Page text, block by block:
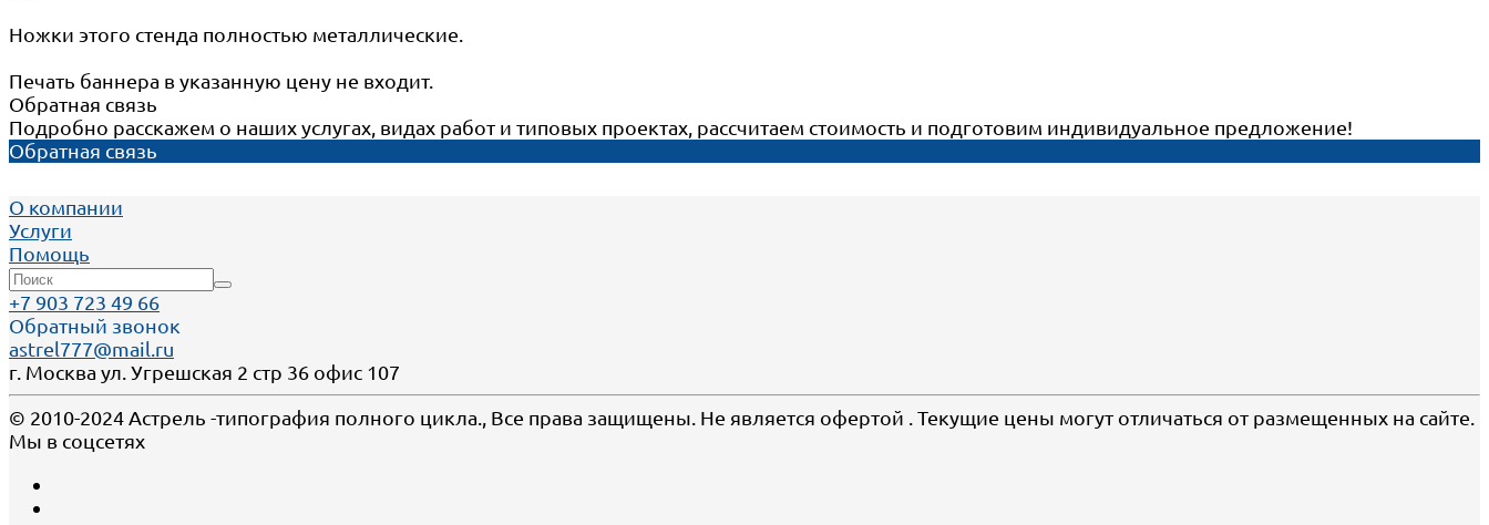
Ножки этого стенда полностью металлические.
Печать баннера в указанную цену не входит.
Обратная связь
Подробно расскажем о наших услугах, видах работ и типовых проектах, рассчитаем стоимость и подготовим индивидуальное предложение!
Обратная связь
О компании
Услуги
Помощь
+7 903 723 49 66
Обратный звонок
astrel777@mail.ru
г. Москва ул. Угрешская 2 стр 36 офис 107
© 2010-2024 Астрель -типография полного цикла., Все права защищены. Не является офертой . Текущие цены могут отличаться от размещенных на сайте.
Мы в соцсетях